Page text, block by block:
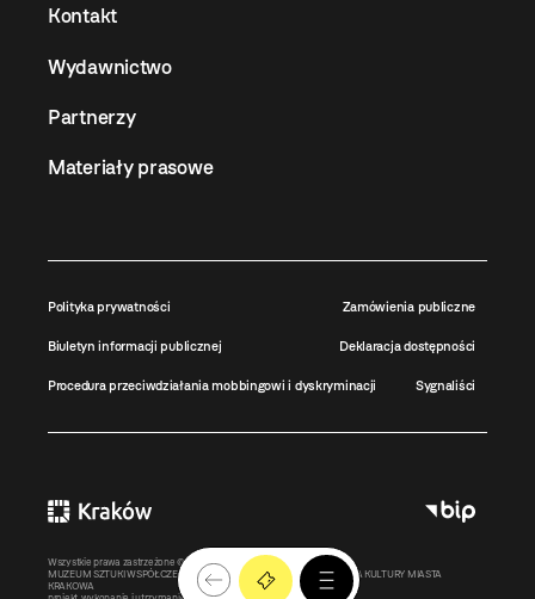
Kontakt
Wydawnictwo
Partnerzy
Materiały prasowe
Polityka prywatności Zamówienia publiczne
Biuletyn informacji publicznej Deklaracja dostępności
Procedura przeciwdziałania mobbingowi i dyskryminacji Sygnaliści
Wszystkie prawa zastrzeżone ©MOCAK 2011-2026
MUZEUM SZTUKI WSPÓŁCZESNEJ W KRAKOWIE MOCAK – INSTYTUCJA KULTURY MIASTA
KRAKOWA